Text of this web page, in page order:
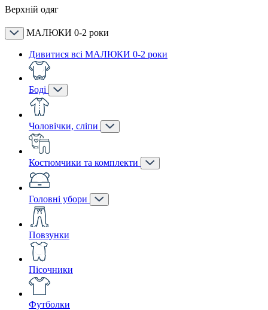
Верхній одяг
МАЛЮКИ 0-2 роки
Дивитися всі МАЛЮКИ 0-2 роки
Боді
Чоловічки, сліпи
Костюмчики та комплекти
Головні убори
Повзунки
Пісочники
Футболки